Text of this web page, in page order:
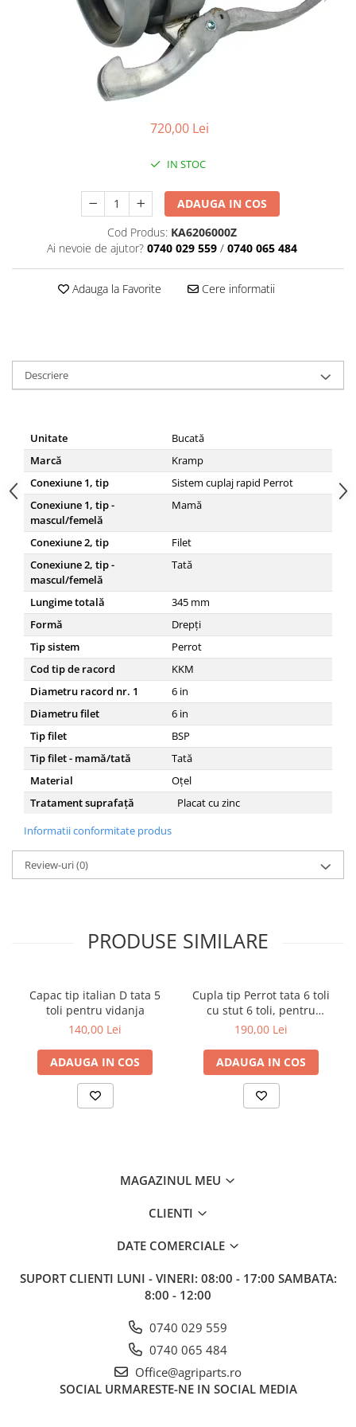
720,00 Lei
IN STOC
ADAUGA IN COS
Cod Produs: KA6206000Z
Ai nevoie de ajutor? 0740 029 559 / 0740 065 484
Adauga la Favorite Cere informatii
Descriere
Unitate
Bucată
Marcă
Kramp
Conexiune 1, tip
Sistem cuplaj rapid Perrot
Conexiune 1, tip -
mascul/femelă
Mamă
Conexiune 2, tip
Filet
Conexiune 2, tip -
mascul/femelă
Tată
Lungime totală 345 mm
Formă
Drepți
Tip sistem
Perrot
Cod tip de racord
KKM
Diametru racord nr. 1
6 in
Diametru filet
6 in
Tip filet
BSP
Tip filet - mamă/tată
Tată
Material
Oțel
Tratament suprafață
Placat cu zinc
Informatii conformitate produs
Review-uri(0)
PRODUSE SIMILARE
Capac tip italian D tata 5
toli pentru vidanja
140,00 Lei
ADAUGA IN COS
Cupla tip Perrot tata 6 toli
cu stut 6 toli, pentru
vidanja
190,00 Lei
ADAUGA IN COS
MAGAZINUL MEU
CLIENTI
DATE COMERCIALE
SUPORT CLIENTI LUNI - VINERI: 08:00 - 17:00 SAMBATA:
8:00 - 12:00
0740 029 559
0740 065 484
Office@agriparts.ro
SOCIAL URMARESTE-NE IN SOCIAL MEDIA